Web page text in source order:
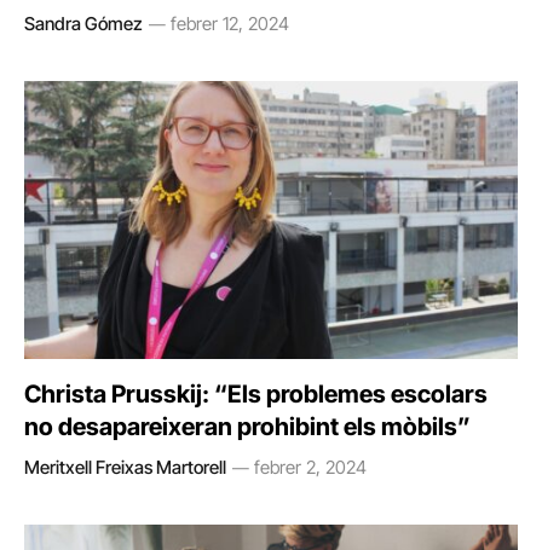
Sandra Gómez febrer 12, 2024
Christa Prusskij: “Els problemes escolars
no desapareixeran prohibint els mòbils”
Meritxell Freixas Martorell febrer 2, 2024